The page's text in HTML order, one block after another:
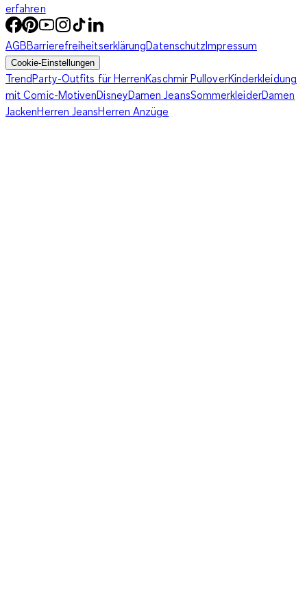
erfahren
AGBBarrierefreiheitserklärungDatenschutzImpressum
Cookie-Einstellungen
TrendParty-Outfits für HerrenKaschmir PulloverKinderkleidung
mit Comic-MotivenDisneyDamen JeansSommerkleiderDamen
JackenHerren JeansHerren Anzüge